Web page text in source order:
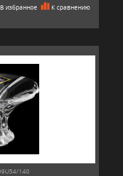
В избранное К сравнению
140